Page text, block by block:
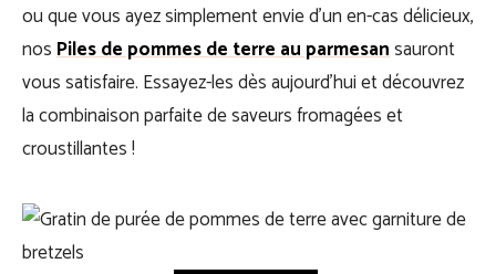
ou que vous ayez simplement envie d’un en-cas délicieux,
nosPiles de pommes de terre au parmesansauront
vous satisfaire. Essayez-les dès aujourd’hui et découvrez
la combinaison parfaite de saveurs fromagées et
croustillantes !